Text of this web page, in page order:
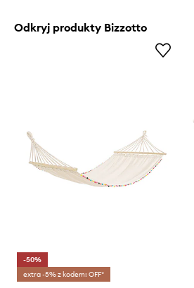
Odkryj produkty Bizzotto
-50%
extra -5% z kodem: OFF*